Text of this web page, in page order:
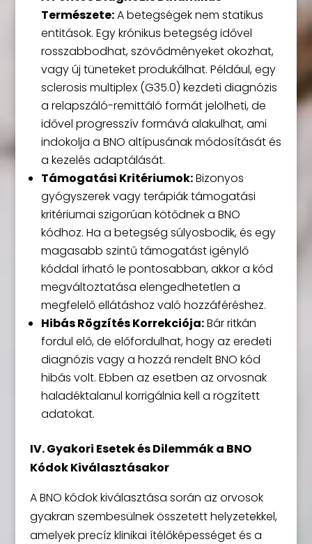
Természete:A betegségek nem statikus
entitások. Egy krónikus betegség idővel
rosszabbodhat, szövődményeket okozhat,
vagy új tüneteket produkálhat. Például, egy
sclerosis multiplex (G35.0) kezdeti diagnózis
a relapszáló-remittáló formát jelölheti, de
idővel progresszív formává alakulhat, ami
indokolja a BNO altípusának módosítását és
a kezelés adaptálását.
Támogatási Kritériumok:Bizonyos
gyógyszerek vagy terápiák támogatási
kritériumai szigorúan kötődnek a BNO
kódhoz. Ha a betegség súlyosbodik, és egy
magasabb szintű támogatást igénylő
kóddal írható le pontosabban, akkor a kód
megváltoztatása elengedhetetlen a
megfelelő ellátáshoz való hozzáféréshez.
Hibás Rögzítés Korrekciója:Bár ritkán
fordul elő, de előfordulhat, hogy az eredeti
diagnózis vagy a hozzá rendelt BNO kód
hibás volt. Ebben az esetben az orvosnak
haladéktalanul korrigálnia kell a rögzített
adatokat.
IV. Gyakori Esetek és Dilemmák a BNO
Kódok Kiválasztásakor
A BNO kódok kiválasztása során az orvosok
gyakran szembesülnek összetett helyzetekkel,
amelyek precíz klinikai ítélőképességet és a